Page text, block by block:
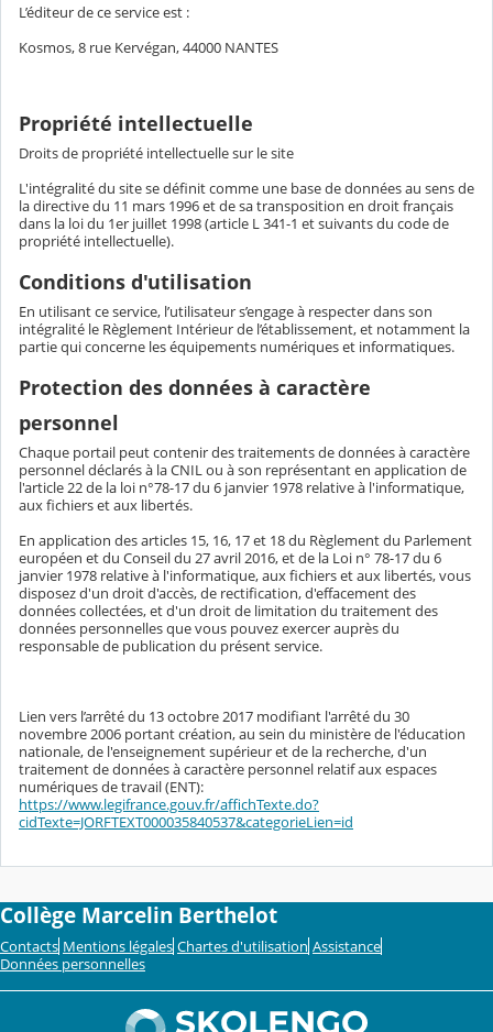
L’éditeur de ce service est :
Kosmos, 8 rue Kervégan, 44000 NANTES
Propriété intellectuelle
Droits de propriété intellectuelle sur le site
L'intégralité du site se définit comme une base de données au sens de
la directive du 11 mars 1996 et de sa transposition en droit français
dans la loi du 1er juillet 1998 (article L 341-1 et suivants du code de
propriété intellectuelle).
Conditions d'utilisation
En utilisant ce service, l’utilisateur s’engage à respecter dans son
intégralité le Règlement Intérieur de l’établissement, et notamment la
partie qui concerne les équipements numériques et informatiques.
Protection des données à caractère
personnel
Chaque portail peut contenir des traitements de données à caractère
personnel déclarés à la CNIL ou à son représentant en application de
l'article 22 de la loi n°78-17 du 6 janvier 1978 relative à l'informatique,
aux fichiers et aux libertés.
En application des articles 15, 16, 17 et 18 du Règlement du Parlement
européen et du Conseil du 27 avril 2016, et de la Loi n° 78-17 du 6
janvier 1978 relative à l'informatique, aux fichiers et aux libertés, vous
disposez d'un droit d'accès, de rectification, d'effacement des
données collectées, et d'un droit de limitation du traitement des
données personnelles que vous pouvez exercer auprès du
responsable de publication du présent service.
Lien vers l’arrêté du 13 octobre 2017 modifiant l'arrêté du 30
novembre 2006 portant création, au sein du ministère de l'éducation
nationale, de l'enseignement supérieur et de la recherche, d'un
traitement de données à caractère personnel relatif aux espaces
numériques de travail (ENT):
https://www.legifrance.gouv.fr/affichTexte.do?
cidTexte=JORFTEXT000035840537&categorieLien=id
Collège Marcelin Berthelot
Contacts Mentions légales Chartes d'utilisation Assistance
Données personnelles